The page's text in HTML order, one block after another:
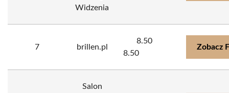
Widzenia
7 brillen.pl
8.50
8.50
Zobacz
Salon